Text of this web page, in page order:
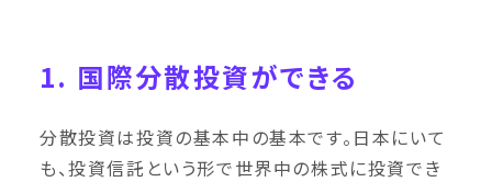
1. 国際分散投資ができる
分散投資は投資の基本中の基本です。日本にいて
も、投資信託という形で世界中の株式に投資でき